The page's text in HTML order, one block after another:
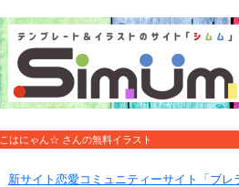
こはにゃん☆ さんの無料イラスト
新サイト恋愛コミュニティーサイト「ブレ